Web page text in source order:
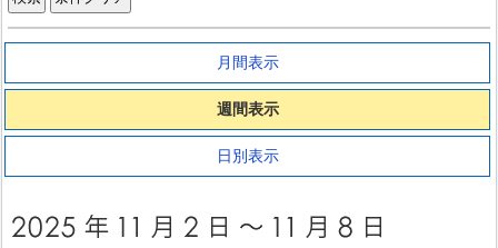
月間表示
週間表示
日別表示